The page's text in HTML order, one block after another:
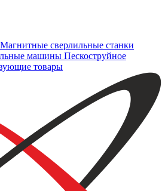
Магнитные сверлильные станки
машины Пескоструйное
товары